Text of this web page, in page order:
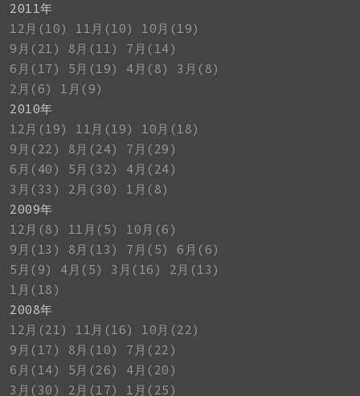
2011年
12月(10)
11月(10)
10月(19)
9月(21)
8月(11)
7月(14)
6月(17)
5月(19) 4月(8)
3月(8)
2月(6)
1月(9)
2010年
12月(19)
11月(19)
10月(18)
9月(22)
8月(24)
7月(29)
6月(40)
5月(32)
4月(24)
3月(33)
2月(30)
1月(8)
2009年
12月(8)
11月(5)
10月(6)
9月(13)
8月(13) 7月(5)
6月(6)
5月(9)
4月(5) 3月(16)
2月(13)
1月(18)
2008年
12月(21)
11月(16)
10月(22)
9月(17)
8月(10)
7月(22)
6月(14)
5月(26)
4月(20)
3月(30)
2月(17)
1月(25)